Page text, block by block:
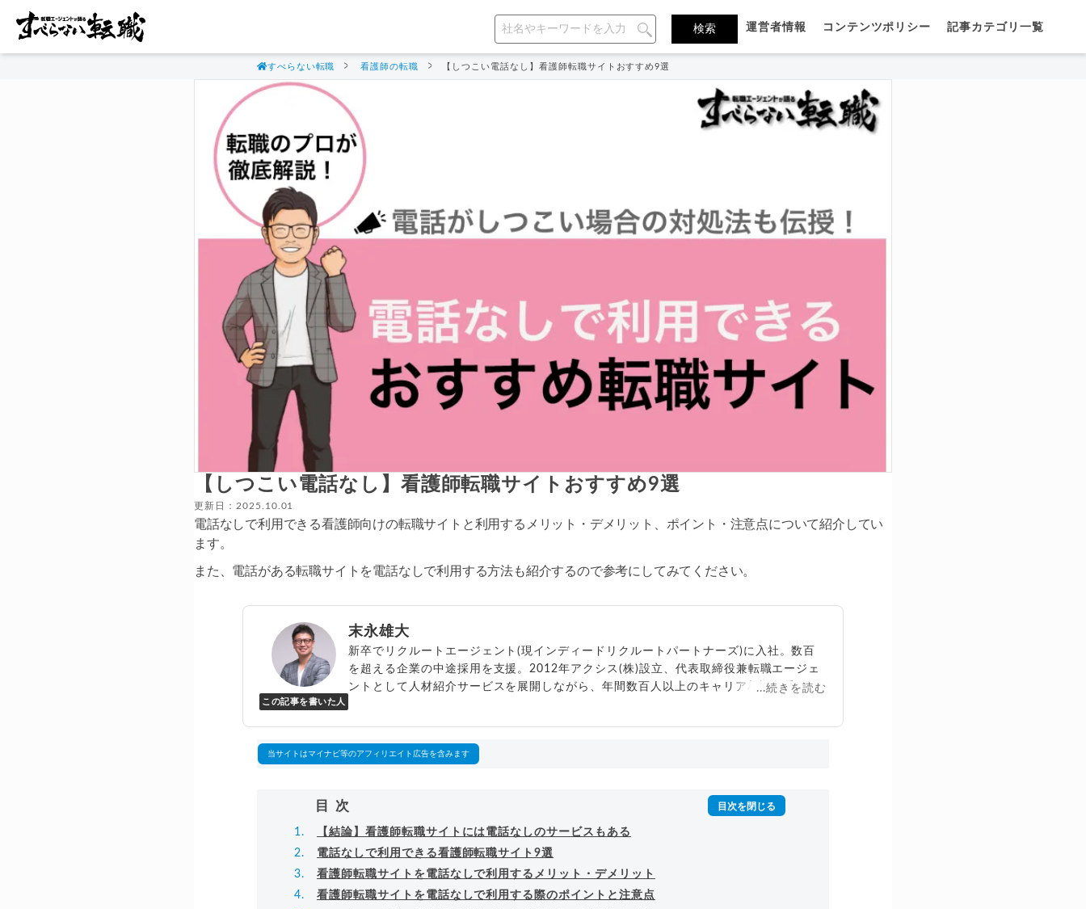
運営者情報 コンテンツポリシー 記事カテゴリ一覧
すべらない転職 看護師の転職 【しつこい電話なし】看護師転職サイトおすすめ9選
【しつこい電話なし】看護師転職サイトおすすめ9選
更新日：2025.10.01
電話なしで利用できる看護師向けの転職サイトと利用するメリット・デメリット、ポイント・注意点について紹介してい
ます。
また、電話がある転職サイトを電話なしで利用する方法も紹介するので参考にしてみてください。
この記事を書いた人
末永雄大
新卒でリクルートエージェント(現インディードリクルートパートナーズ)に入社。数百
を超える企業の中途採用を支援。2012年アクシス(株)設立、代表取締役兼転職エージェ
ントとして人材紹介サービスを展開しながら、年間数百人以上のキャリア相談に乗る。
...続きを読む
当サイトはマイナビ等のアフィリエイト広告を含みます
目次
【結論】看護師転職サイトには電話なしのサービスもある
電話なしで利用できる看護師転職サイト9選
看護師転職サイトを電話なしで利用するメリット・デメリット
看護師転職サイトを電話なしで利用する際のポイントと注意点